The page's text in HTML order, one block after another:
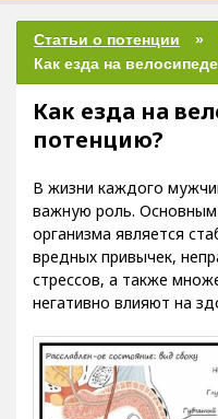
Статьи о потенции
Как езда на
Как езда на
потенцию?
В жизни каждого
важную роль.
организма является
вредных привычек,
стрессов, а также
негативно влияют на